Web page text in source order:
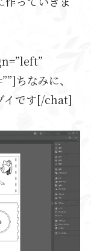
ちなみに、
イです[/chat]